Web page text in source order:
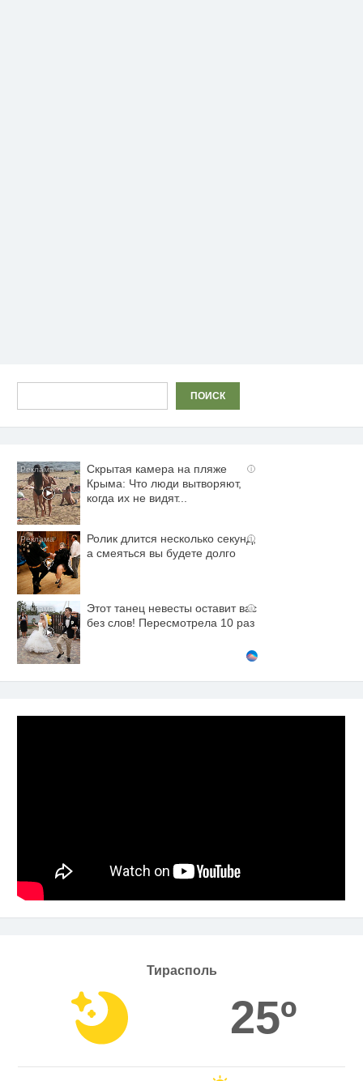
ПОИСК
i
Скрытая камера на пляже
Крыма: Что люди вытворяют,
когда их не видят...
i
Ролик длится несколько секунд,
а смеяться вы будете долго
i
Этот танец невесты оставит вас
без слов! Пересмотрела 10 раз
Тирасполь
25º